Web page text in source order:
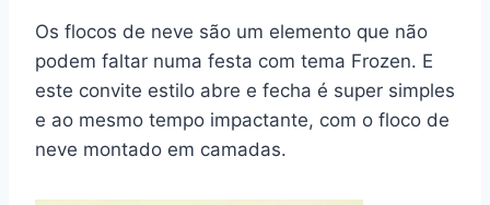
Os flocos de neve são um elemento que não
podem faltar numa festa com tema Frozen. E
este convite estilo abre e fecha é super simples
e ao mesmo tempo impactante, com o floco de
neve montado em camadas.